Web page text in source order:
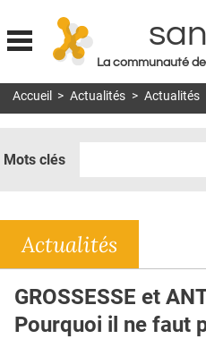
Jump to
La communauté
MON COMPTE
DOSSIERS
RÉSEAUX
E-REVUE SAD
Accueil > Actualités > Actualités
Mots clés
Actualités
GROSSESSE et
Pourquoi il ne faut